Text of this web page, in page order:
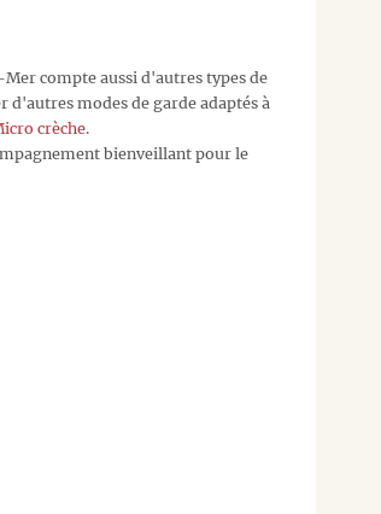
compte aussi d'autres types de
modes de garde adaptés à
crèche.
bienveillant pour le